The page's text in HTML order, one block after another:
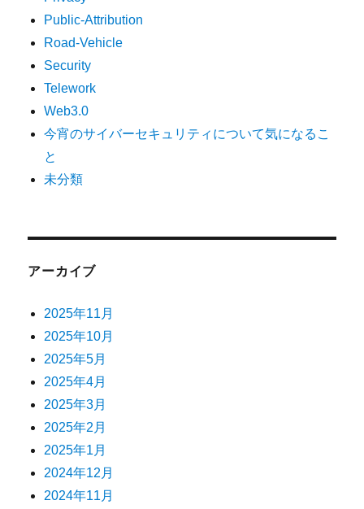
Public-Attribution
Road-Vehicle
Security
Telework
Web3.0
今宵のサイバーセキュリティについて気になるこ
と
未分類
アーカイブ
2025年11月
2025年10月
2025年5月
2025年4月
2025年3月
2025年2月
2025年1月
2024年12月
2024年11月